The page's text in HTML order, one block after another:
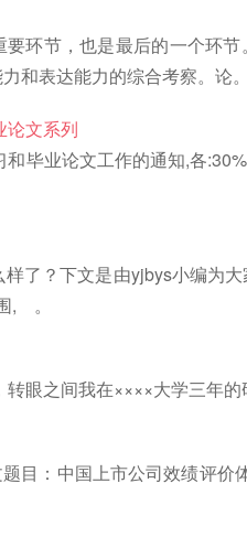
环节，也是最后的一个环
和表达能力的综合考察。论。
论文系列
毕业论文工作的通知,各
了？下文是由yjbys小编为
, 。
眼之间我在××××大学三年的
目：中国上市公司效绩评价